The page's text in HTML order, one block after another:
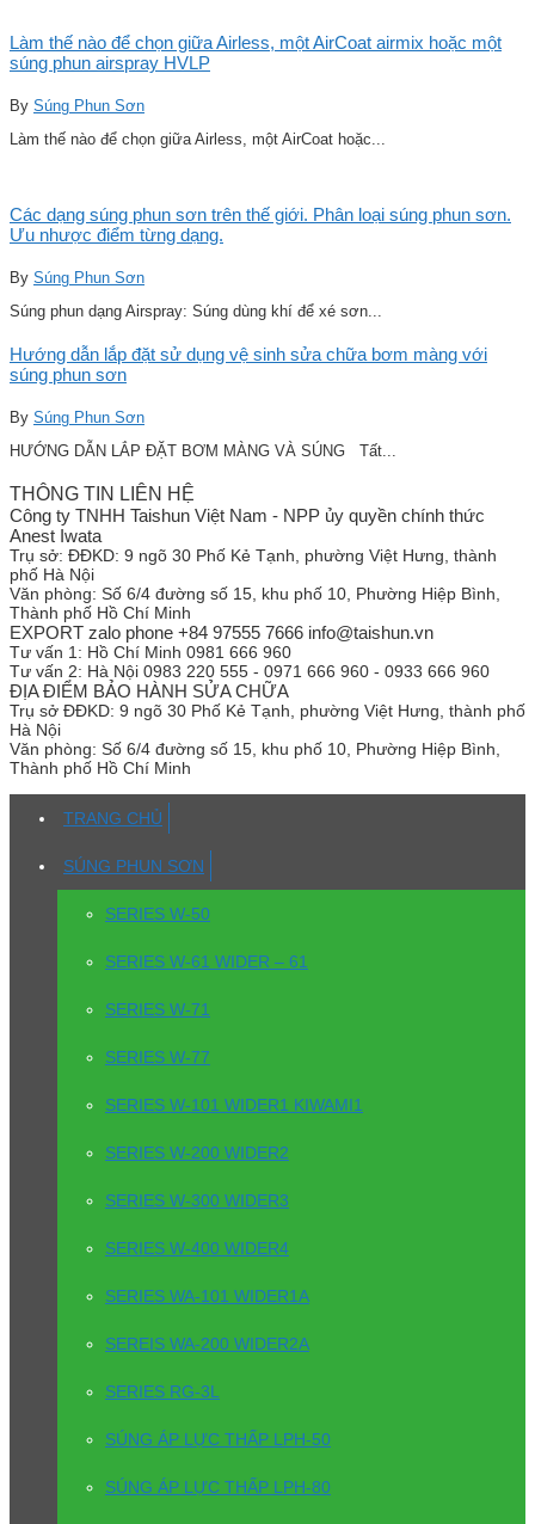
Làm thế nào để chọn giữa Airless, một AirCoat airmix hoặc một
súng phun airspray HVLP
By Súng Phun Sơn
Làm thế nào để chọn giữa Airless, một AirCoat hoặc...
Các dạng súng phun sơn trên thế giới. Phân loại súng phun sơn.
Ưu nhược điểm từng dạng.
By Súng Phun Sơn
Súng phun dạng Airspray: Súng dùng khí để xé sơn...
Hướng dẫn lắp đặt sử dụng vệ sinh sửa chữa bơm màng với
súng phun sơn
By Súng Phun Sơn
HƯỚNG DẪN LẮP ĐẶT BƠM MÀNG VÀ SÚNG Tất...
THÔNG TIN LIÊN HỆ
Công ty TNHH Taishun Việt Nam - NPP ủy quyền chính thức
Anest Iwata
Trụ sở: ĐĐKD: 9 ngõ 30 Phố Kẻ Tạnh, phường Việt Hưng, thành
phố Hà Nội
Văn phòng: Số 6/4 đường số 15, khu phố 10, Phường Hiệp Bình,
Thành phố Hồ Chí Minh
EXPORT zalo phone +84 97555 7666 info@taishun.vn
Tư vấn 1: Hồ Chí Minh 0981 666 960
Tư vấn 2: Hà Nội 0983 220 555 - 0971 666 960 - 0933 666 960
ĐỊA ĐIỂM BẢO HÀNH SỬA CHỮA
Trụ sở ĐĐKD: 9 ngõ 30 Phố Kẻ Tạnh, phường Việt Hưng, thành phố
Hà Nội
Văn phòng: Số 6/4 đường số 15, khu phố 10, Phường Hiệp Bình,
Thành phố Hồ Chí Minh
TRANG CHỦ
SÚNG PHUN SƠN
SERIES W-50
SERIES W-61 WIDER – 61
SERIES W-71
SERIES W-77
SERIES W-101 WIDER1 KIWAMI1
SERIES W-200 WIDER2
SERIES W-300 WIDER3
SERIES W-400 WIDER4
SERIES WA-101 WIDER1A
SEREIS WA-200 WIDER2A
SERIES RG-3L
SÚNG ÁP LỰC THẤP LPH-50
SÚNG ÁP LỰC THẤP LPH-80